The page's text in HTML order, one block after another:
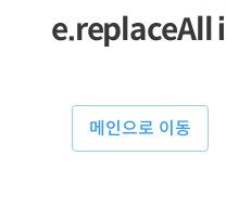
e.replaceAll
메인으로 이동